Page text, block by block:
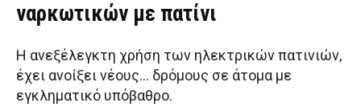
ναρκωτικών με πατίνι
Η ανεξέλεγκτη χρήση των ηλεκτρικών πατινιών,
έχει ανοίξει νέους… δρόμους σε άτομα με
εγκληματικό υπόβαθρο.